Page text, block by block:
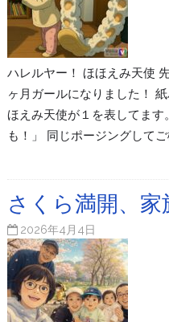
ハレルヤー！ ほほえみ天使
ヶ月ガールになりました！
ほえみ天使が１を表してます
も！」 同じポージングしてご
さくら満開、
2026年4月4日